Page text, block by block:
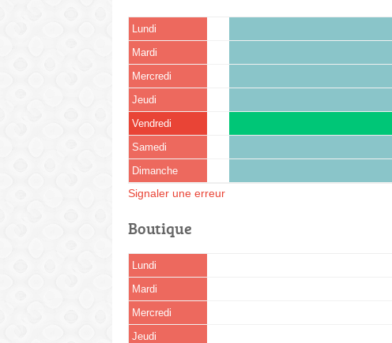
Lundi
Mardi
Mercredi
Jeudi
Vendredi
Samedi
Dimanche
Signaler une erreur
Boutique
Lundi
Mardi
Mercredi
Jeudi